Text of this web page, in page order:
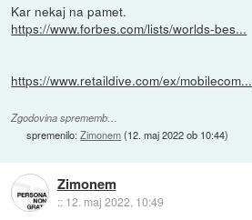
Kar nekaj na pamet.
https://www.forbes.com/lists/worlds-bes...
https://www.retaildive.com/ex/mobilecom...
Zgodovina sprememb…
spremenilo:Zimonem(12. maj 2022 ob 10:44)
Zimonem
:: 12. maj 2022, 10:49